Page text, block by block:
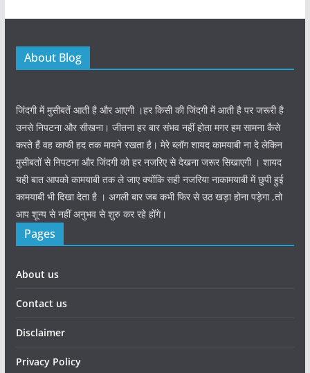
About Blog
जिंदगी में मुसीबतें आती है और आएगी ।हर किसी की जिंदगी में आती है पर जरूरी है
उनसे निपटना और सीखना। जीतना हर बार संभव नहीं होता मगर हम सामना कैसे
करते हैं वह काफी हद तक मायने रखता है। मेरे ब्लॉग शायद कामयाबी ना दे लेकिन
मुसीबतों से निपटना और जिंदगी को हर नजरिए से देखना जरूर सिखाएगी । शायद
यही बात आपको कामयाबी तक ले जाए क्योंकि सही नजरिया नाकामयाबी में छुपी हुई
कामयाबी भी दिखा देता है । अगली बार जब कभी फिर से उठ खड़ा होना पड़ेगा ,तो
आप शून्य से नहीं अनुभव से शुरु कर रहे होंगे।
Pages
About us
Contact us
Disclaimer
Privacy Policy